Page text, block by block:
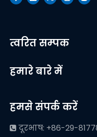
त्वरित सम्पक
हमारे बारे में
हमसे संपर्क करें
 दूरभाष: +86-29-